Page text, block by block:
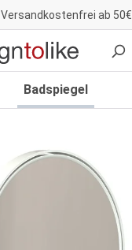
Versandkostenfrei ab 50€
Badspiegel